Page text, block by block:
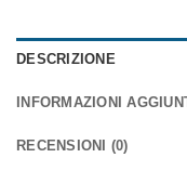
DESCRIZIONE
INFORMAZIONI
RECENSIONI (0)